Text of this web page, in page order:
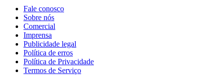
Fale conosco
Sobre nós
Comercial
Imprensa
Publicidade legal
Política de erros
Política de Privacidade
Termos de Serviço